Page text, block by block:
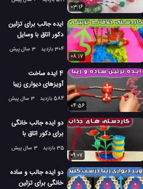
03:16
ایده جالب برای تزئین
دکور اتاق با وسایل
ساده
304 بازدید
3 سال پیش
08:17
4 ایده ساخت
آویزهای دیواری زیبا
برای تزئین دکور اتاق
584 بازدید
3 سال پیش
04:56
دو ایده جالب خانگی
برای دکور اتاق با
چیزهای ساده
35 بازدید
3 سال پیش
09:07
دو ایده جالب و ساده
خانگی برای تزئین